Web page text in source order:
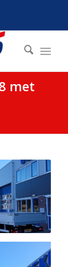
met